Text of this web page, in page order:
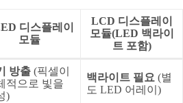
디스플레이
모듈
LCD 디스플레이
모듈(LED 백라이
트 포함)
방출 (픽셀이
적으로 빛을
)
백라이트 필요 (별
도 LED 어레이)